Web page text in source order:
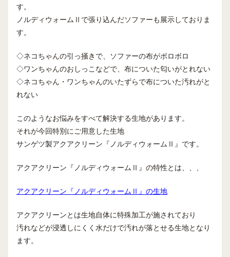
す。
ノルディウォームⅡで張り込んだソファーも展示しておりま
す。
◇ネコちゃんの引っ掻きで、ソファーの布がボロボロ
◇ワンちゃんのおしっこなどで、布についた匂いがとれない
◇ネコちゃん・ワンちゃんのいたずらで布についた汚れがと
れない
このようなお悩みをすべて解決する生地があります。
それが今回特別にご用意した生地
サンゲツ製アクアクリーン『ノルディウォームⅡ』です。
アクアクリーン『ノルディウォームⅡ』の特性とは、、、
アクアクリーン『ノルディウォームⅡ』の生地
アクアクリーンとは生地自体に特殊加工が施されており
汚れなどが浸透しにくく水だけで汚れが落とせる生地となり
ます。